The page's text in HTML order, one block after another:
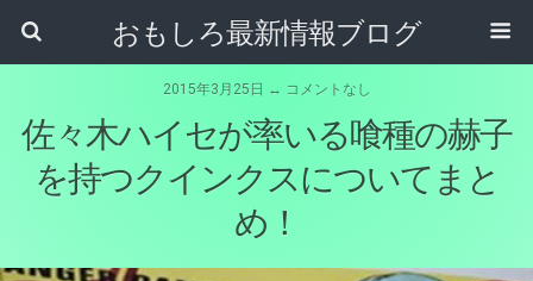
おもしろ最新情報ブログ
2015年3月25日 ↔ コメントなし
佐々木ハイセが率いる喰種の赫子
を持つクインクスについてまと
め！